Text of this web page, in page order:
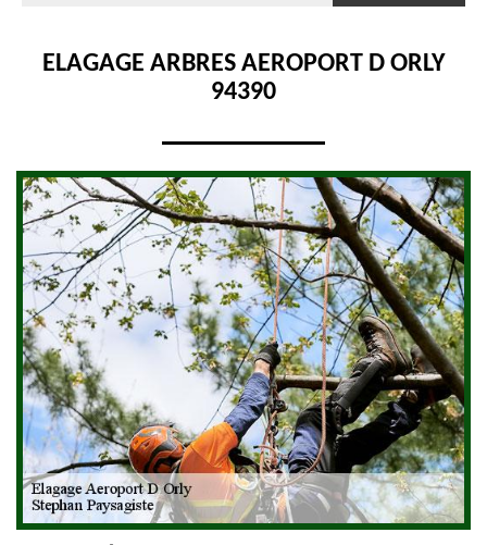
ELAGAGE ARBRES AEROPORT D ORLY
94390